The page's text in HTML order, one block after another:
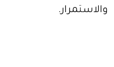
والاستمرار.